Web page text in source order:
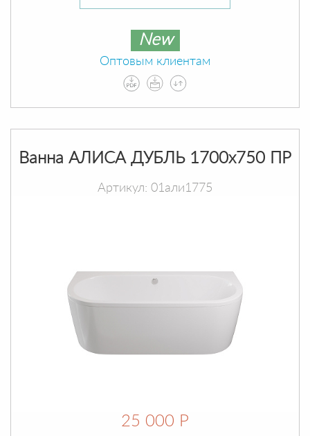
New
Оптовым клиентам
Ванна АЛИСА ДУБЛЬ 1700х750 ПР
Артикул: 01али1775
25 000 Р